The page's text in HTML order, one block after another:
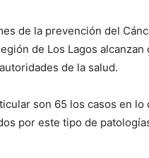
de la prevención del
de Los Lagos
de la salud.
son 65 los casos en
por este tipo de